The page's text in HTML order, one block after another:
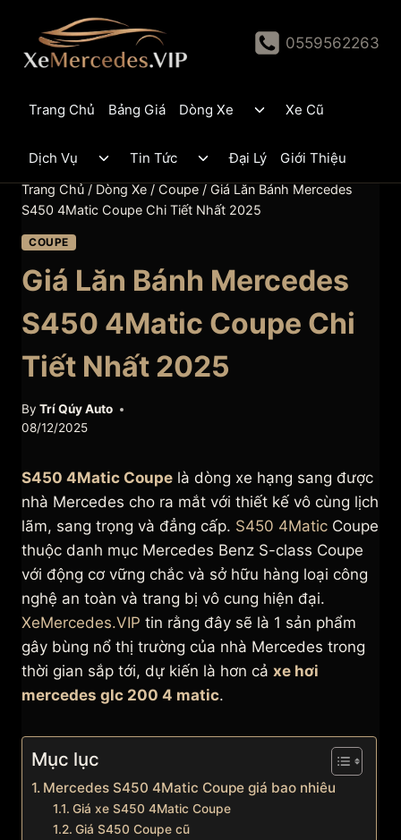
content
0559562263
Trang Chủ Bảng Giá Dòng Xe
ToggleXe Cũ
Dịch Vụ
Toggle
menu
Tin Tức
Toggle
menu
Đại Lý Giới Thiệu
Trang Chủ / Dòng Xe / Coupe / Giá Lăn Bánh Mercedes
S450 4Matic Coupe Chi Tiết Nhất 2025
COUPE
Giá Lăn Bánh Mercedes
S450 4Matic Coupe Chi
Tiết Nhất 2025
By Trí Qúy Auto
08/12/2025
S450 4Matic Coupe là dòng xe hạng sang được
nhà Mercedes cho ra mắt với thiết kế vô cùng lịch
lãm, sang trọng và đẳng cấp. S450 4Matic Coupe
thuộc danh mục Mercedes Benz S-class Coupe
với động cơ vững chắc và sở hữu hàng loại công
nghệ an toàn và trang bị vô cung hiện đại.
XeMercedes.VIP tin rằng đây sẽ là 1 sản phẩm
gây bùng nổ thị trường của nhà Mercedes trong
thời gian sắp tới, dự kiến là hơn cả xe hơi
mercedes glc 200 4 matic.
Mục lục
Mercedes S450 4Matic Coupe giá bao nhiêu
Giá xe S450 4Matic Coupe
Giá S450 Coupe cũ